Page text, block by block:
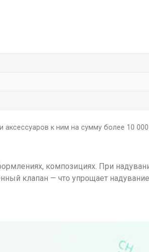
к ним на сумму более 10 000
композициях. При
клапан — что упрощает надувание.